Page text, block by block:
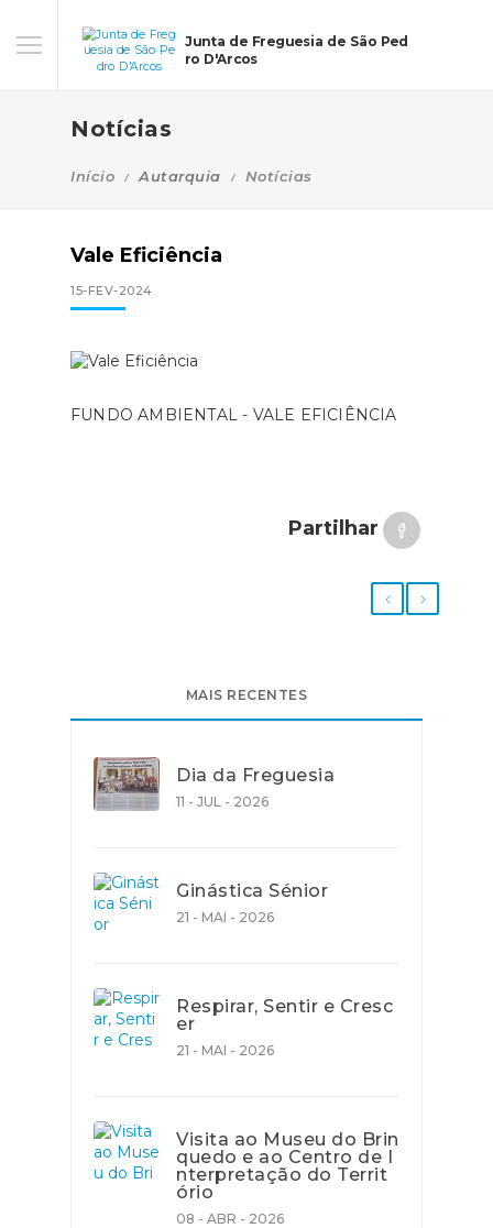
Junta de Freguesia de São Ped
ro D'Arcos
Notícias
Início Autarquia Notícias
Vale Eficiência
15-FEV-2024
FUNDO AMBIENTAL - VALE EFICIÊNCIA
Partilhar
MAIS RECENTES
Dia da Freguesia
11 - JUL - 2026
Ginástica Sénior
21 - MAI - 2026
Respirar, Sentir e Cresc
er
21 - MAI - 2026
Visita ao Museu do Brin
quedo e ao Centro de I
nterpretação do Territ
ório
08 - ABR - 2026